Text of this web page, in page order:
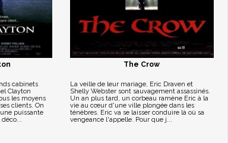
cabinets
Clayton
les moyens
clients. On
puissante
The Crow
La veille de leur mariage, Eric Draven et
Shelly Webster sont sauvagement assassinés.
Un an plus tard, un corbeau ramène Eric à la
vie au cœur d'une ville plongée dans les
ténèbres. Eric va se laisser conduire là où sa
vengeance l'appelle. Pour que j...